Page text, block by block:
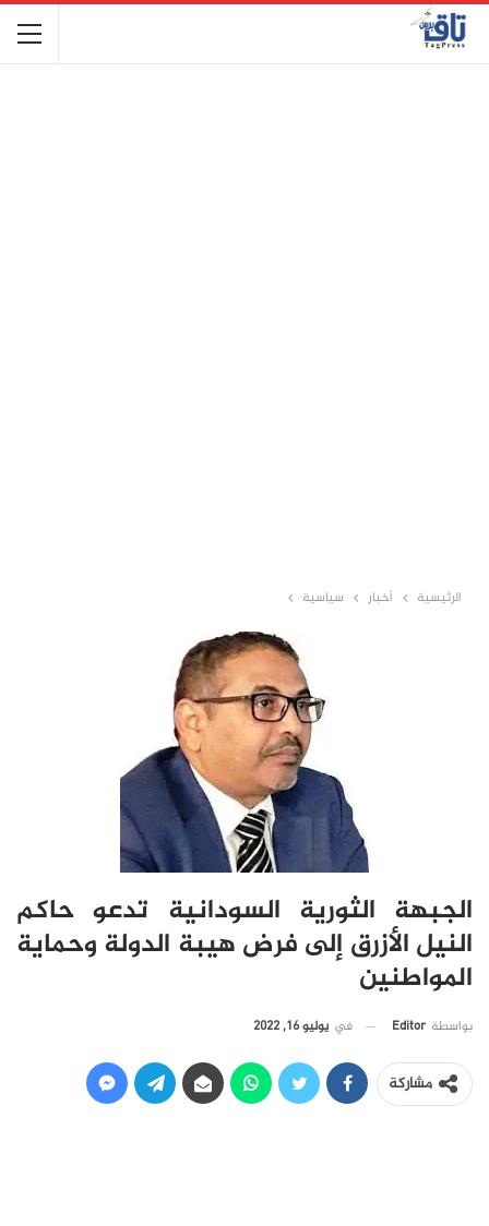
الرئيسية أخبار سياسية
الجبهة الثورية السودانية تدعو حاكم
النيل الأزرق إلى فرض هيبة الدولة وحماية
المواطنين
بواسطة Editor في يوليو 16, 2022
مشاركة